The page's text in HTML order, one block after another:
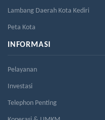
Lambang Daerah Kota Kediri
Peta Kota
INFORMASI
Pelayanan
Investasi
Telephon Penting